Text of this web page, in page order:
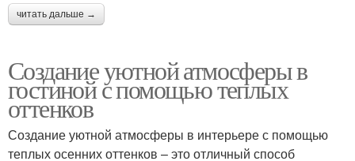
читать дальше →
Создание уютной атмосферы в
гостиной с помощью теплых
оттенков
Создание уютной атмосферы в интерьере с помощью
теплых осенних оттенков – это отличный способ